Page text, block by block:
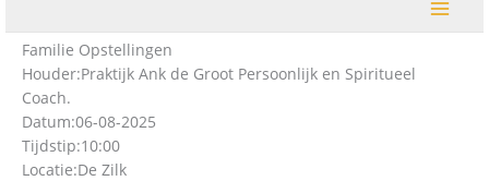
Familie Opstellingen
Houder:Praktijk Ank de Groot Persoonlijk en Spiritueel
Coach.
Datum:06-08-2025
Tijdstip:10:00
Locatie:De Zilk